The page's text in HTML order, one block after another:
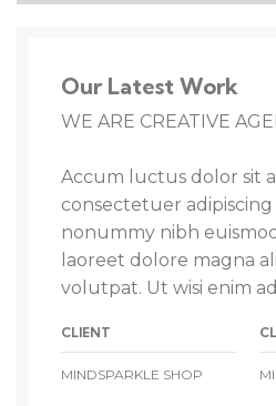
Our Latest Work
WE ARE CREATIVE
Accum luctus dolor sit
consectetuer adipiscing
nonummy nibh
laoreet dolore magna
volutpat. Ut wisi enim
CLIENT
MINDSPARKLE SHOP